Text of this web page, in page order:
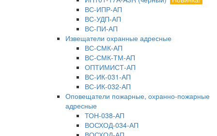
ВС-ИПР-АП
ВС-УДП-АП
ВС-ПИ-АП
Извещатели охранные адресные
ВС-СМК-АП
ВС-СМК-ТМ-АП
ОПТИМИСТ-АП
ВС-ИК-031-АП
ВС-ИК-032-АП
Оповещатели пожарные, охранно-пожарные
адресные
ТОН-038-АП
ВОСХОД-034-АП